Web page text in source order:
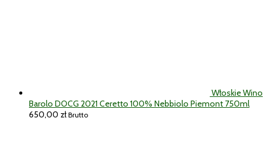
Włoskie Wino
Barolo DOCG 2021 Ceretto 100% Nebbiolo Piemont 750ml
650,00 zł Brutto